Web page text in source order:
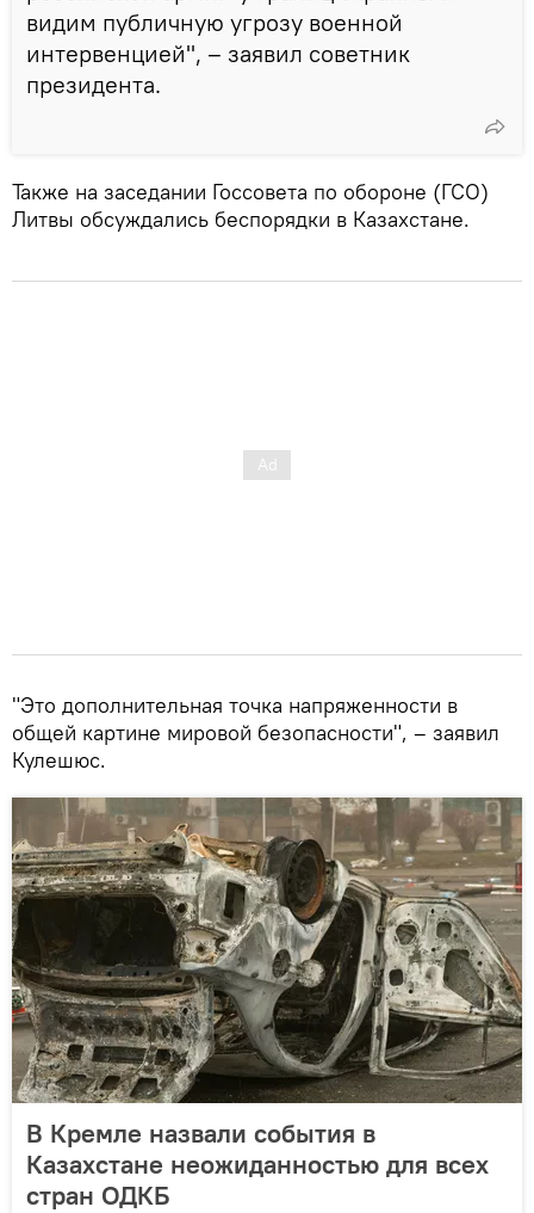
видим публичную угрозу военной
интервенцией", – заявил советник
президента.
Также на заседании Госсовета по обороне (ГСО)
Литвы обсуждались беспорядки в Казахстане.
"Это дополнительная точка напряженности в
общей картине мировой безопасности", – заявил
Кулешюс.
В Кремле назвали события в
Казахстане неожиданностью для всех
стран ОДКБ